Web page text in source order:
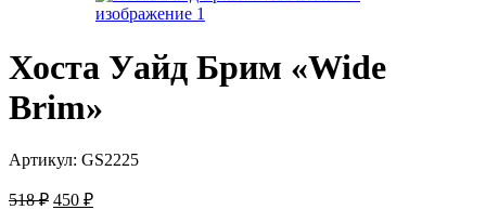
Хоста Уайд Брим «Wide
Brim»
Артикул: GS2225
518₽ Первоначальная
450 ₽Текущая